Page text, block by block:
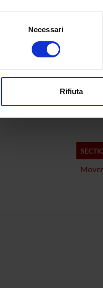
Con il tuo consenso,
raccogliere
digitali).
modificare o ritirare il tuo
Necessari
Rifiuta